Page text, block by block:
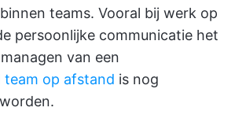
teams. Vooral bij werk op
persoonlijke communicatie het
van een
team op afstand is nog